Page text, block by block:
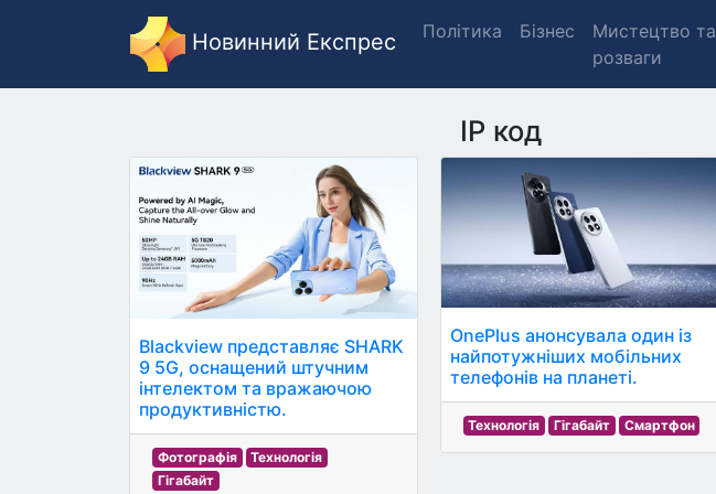
Новинний Експрес Політика Бізнес
Мистецтво та
розваги
IP код
Blackview представляє SHARK
9 5G, оснащений штучним
інтелектом та вражаючою
продуктивністю.
Фотографія
Технологія
Гігабайт
OnePlus анонсувала один із
найпотужніших мобільних
телефонів на планеті.
Технологія Гігабайт Смартфон